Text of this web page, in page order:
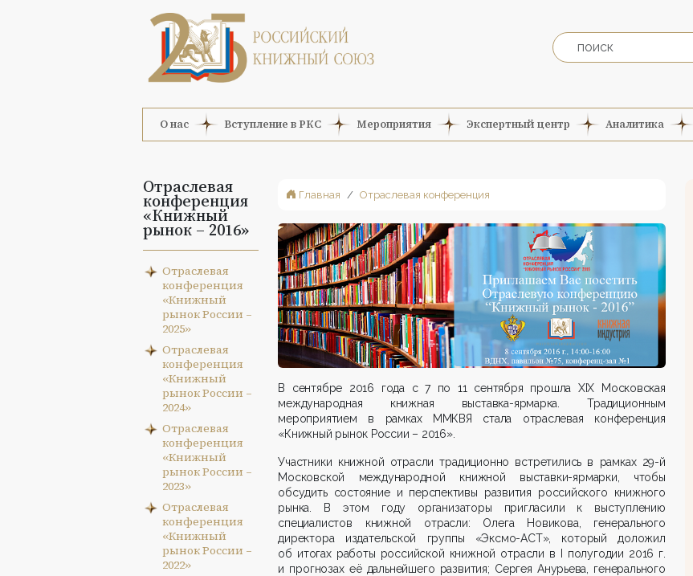
О нас Вступление в РКС Мероприятия Экспертный центр Аналитика
Отраслевая
конференция
«Книжный
рынок – 2016»
Отраслевая
конференция
«Книжный
рынок России –
2025»
Отраслевая
конференция
«Книжный
рынок России –
2024»
Отраслевая
конференция
«Книжный
рынок России –
2023»
Отраслевая
конференция
«Книжный
рынок России –
2022»
Главная Отраслевая конференция
В сентябре 2016 года с 7 по 11 сентября прошла XIX Московская
международная книжная выставка-ярмарка. Традиционным
мероприятием в рамках ММКВЯ стала отраслевая конференция
«Книжный рынок России – 2016».
Участники книжной отрасли традиционно встретились в рамках 29-й
Московской международной книжной выставки-ярмарки, чтобы
обсудить состояние и перспективы развития российского книжного
рынка. В этом году организаторы пригласили к выступлению
специалистов книжной отрасли: Олега Новикова, генерального
директора издательской группы «Эксмо-АСТ», который доложил
об итогах работы российской книжной отрасли в I полугодии 2016 г.
и прогнозах её дальнейшего развития; Сергея Анурьева, генерального